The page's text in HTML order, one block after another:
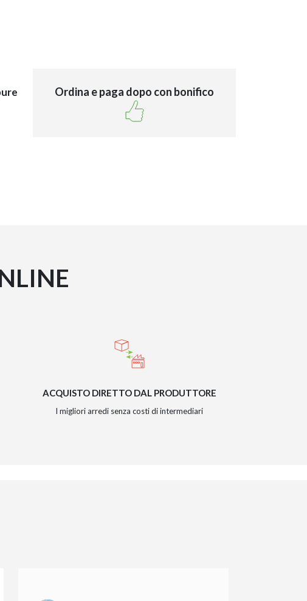
Ordina e paga dopo con bonifico
ACQUISTO DIRETTO DAL PRODUTTORE
I migliori arredi senza costi di intermediari